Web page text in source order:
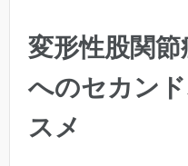
変形性股関
へのセカン
スメ